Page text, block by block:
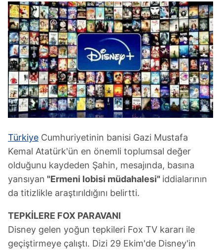
Türkiye Cumhuriyetinin banisi Gazi Mustafa
Kemal Atatürk'ün en önemli toplumsal değer
olduğunu kaydeden Şahin, mesajında, basına
yansıyan "Ermeni lobisi müdahalesi" iddialarının
da titizlikle araştırıldığını belirtti.
TEPKİLERE FOX PARAVANI
Disney gelen yoğun tepkileri Fox TV kararı ile
geçiştirmeye çalıştı. Dizi 29 Ekim'de Disney'in